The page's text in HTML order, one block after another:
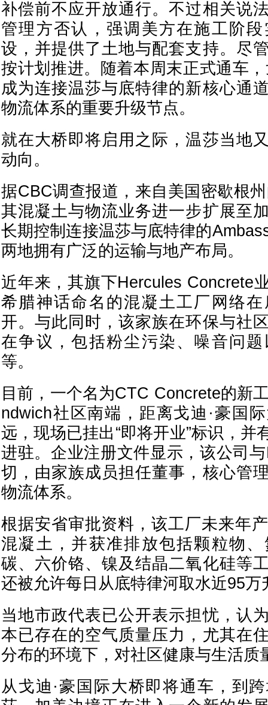
补偿前不应开放通行。不过相关说
管理方否认，强调美方在施工阶
设，并提供了土地与配套支持。尽
按计划推进。随着本周末正式通车
成为连接温莎与底特律的新核心通
物流体系的重要升级节点。
就在大桥即将启用之际，温莎当地
动向。
据CBC调查报道，来自美国密歇根
其混凝土与物流业务进一步扩展至
长期控制连接温莎与底特律的
两地拥有广泛的运输与地产布局。
近年来，其旗下Hercules Concrete
希腊神话命名的混凝土工厂网络
开。与此同时，该家族在环保与社
在争议，包括粉尘污染、噪音问
等。
目前，一个名为CTC Concrete的新
ndwich社区南端，距离戈迪·豪国
远，现场已挂出“即将开业”标识，并
进驻。企业注册文件显示，该公司
切，由家族成员担任董事，核心管
物流体系。
根据安省审批资料，该工厂未来年
混凝土，并获准排放包括颗粒物
碳、六价铬、镍及结晶二氧化硅等
还被允许每日从底特律河取水近95万
当地市政代表已公开表示担忧，认
本已存在的空气质量压力，尤其在
分布的环境下，对社区健康与生活质
从戈迪·豪国际大桥即将通车，到